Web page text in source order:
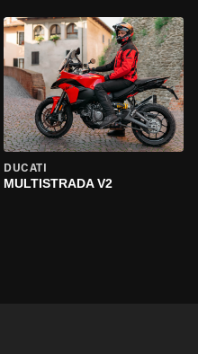
DUCATI
MULTISTRADA V2